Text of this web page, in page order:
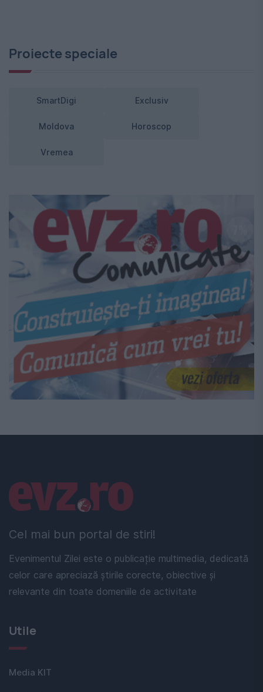
Proiecte speciale
SmartDigi Exclusiv
Moldova Horoscop
Vremea
Cel mai bun portal de stiri!
Evenimentul Zilei este o publicație multimedia, dedicată
celor care apreciază știrile corecte, obiective și
relevante din toate domeniile de activitate
Linkuri utile
Utile
Media KIT